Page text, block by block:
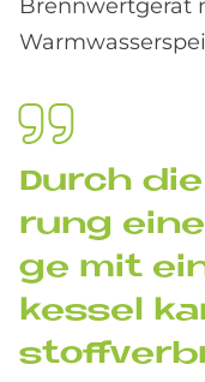
Brennwertgerät
Durch
rung
ge mit
kes­sel